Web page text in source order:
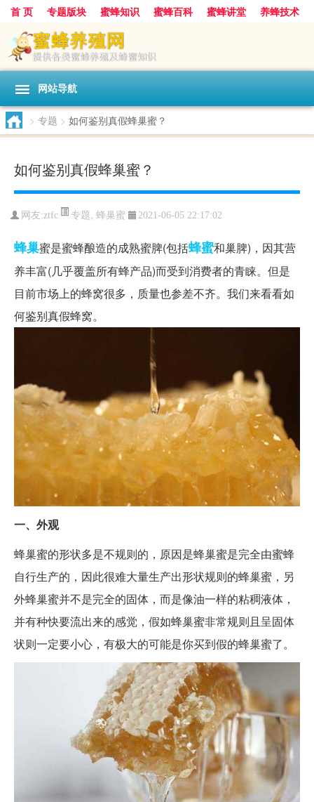
首 页 专题版块 蜜蜂知识 蜜蜂百科 蜜蜂讲堂
养蜂技术
中华蜜蜂
蜂蜜 胡蜂
网站导航
> 专题 > 如何鉴别真假蜂巢蜜？
如何鉴别真假蜂巢蜜？
网友:ztfc 专题, 蜂巢蜜 2021-06-05 22:17:02
蜂巢蜜是蜜蜂酿造的成熟蜜脾(包括蜂蜜和巢脾)，因其营
养丰富(几乎覆盖所有蜂产品)而受到消费者的青睐。但是
目前市场上的蜂窝很多，质量也参差不齐。我们来看看如
何鉴别真假蜂窝。
一、外观
蜂巢蜜的形状多是不规则的，原因是蜂巢蜜是完全由蜜蜂
自行生产的，因此很难大量生产出形状规则的蜂巢蜜，另
外蜂巢蜜并不是完全的固体，而是像油一样的粘稠液体，
并有种快要流出来的感觉，假如蜂巢蜜非常规则且呈固体
状则一定要小心，有极大的可能是你买到假的蜂巢蜜了。